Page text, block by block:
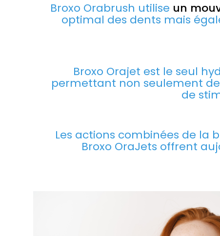
Broxo Orabrush utilise un
optimal des dents mais
Broxo Orajet est le seul
permettant non seulement
de
Les actions combinées de la
Broxo OraJets offrent